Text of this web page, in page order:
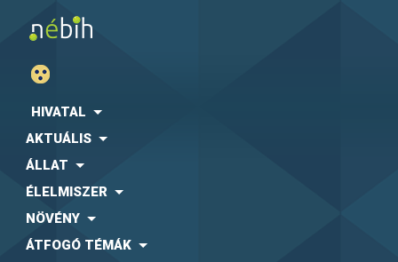
HIVATAL
AKTUÁLIS
ÁLLAT
ÉLELMISZER
NÖVÉNY
ÁTFOGÓ TÉMÁK